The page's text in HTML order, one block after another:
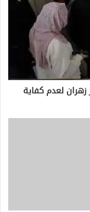
لعدم كفاية